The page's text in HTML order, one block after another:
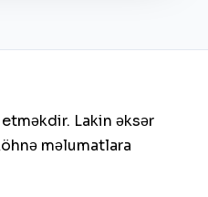
Lakin əksər
məlumatlara